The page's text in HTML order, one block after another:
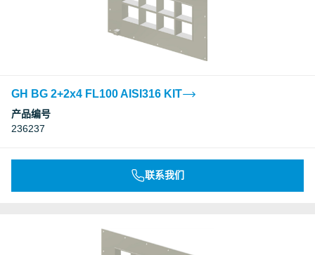
GH BG 2+2x4 FL100 AISI316 KIT
产品编号
236237
联系我们